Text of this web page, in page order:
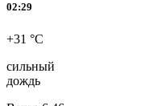
02:29
+31 °C
сильный
дождь